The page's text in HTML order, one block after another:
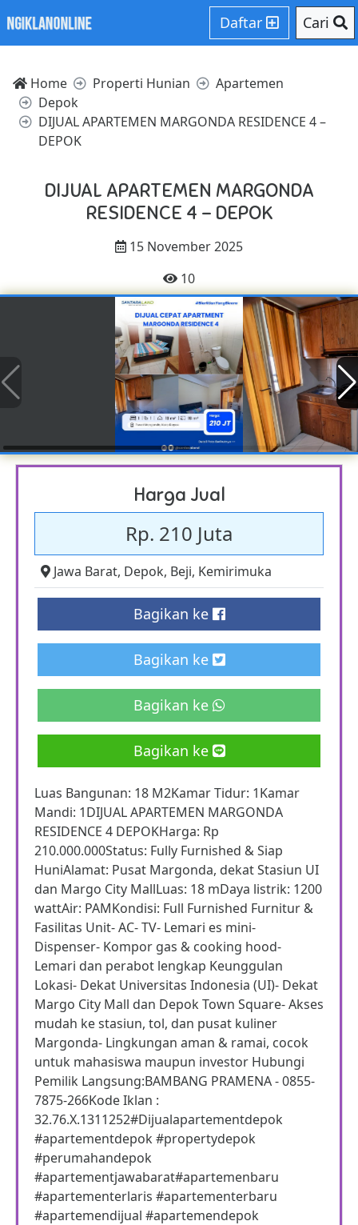
Daftar Cari
Home Properti Hunian
Apartemen
Depok
DIJUAL APARTEMEN MARGONDA RESIDENCE 4 –
DEPOK
DIJUAL APARTEMEN MARGONDA
RESIDENCE 4 – DEPOK
15 November 2025
10
Harga Jual
Rp. 210 Juta
Jawa Barat, Depok, Beji, Kemirimuka
Bagikan ke
Bagikan ke
Bagikan ke
Bagikan ke
Luas Bangunan: 18 M2Kamar Tidur: 1Kamar
Mandi: 1DIJUAL APARTEMEN MARGONDA
RESIDENCE 4 DEPOKHarga: Rp
210.000.000Status: Fully Furnished & Siap
HuniAlamat: Pusat Margonda, dekat Stasiun UI
dan Margo City MallLuas: 18 mDaya listrik: 1200
wattAir: PAMKondisi: Full Furnished Furnitur &
Fasilitas Unit- AC- TV- Lemari es mini-
Dispenser- Kompor gas & cooking hood-
Lemari dan perabot lengkap Keunggulan
Lokasi- Dekat Universitas Indonesia (UI)- Dekat
Margo City Mall dan Depok Town Square- Akses
mudah ke stasiun, tol, dan pusat kuliner
Margonda- Lingkungan aman & ramai, cocok
untuk mahasiswa maupun investor Hubungi
Pemilik Langsung:BAMBANG PRAMENA - 0855-
7875-266Kode Iklan :
32.76.X.1311252#Dijualapartementdepok
#apartementdepok #propertydepok
#perumahandepok
#apartementjawabarat#apartemenbaru
#apartementerlaris #apartementerbaru
#apartemendijual #apartemendepok